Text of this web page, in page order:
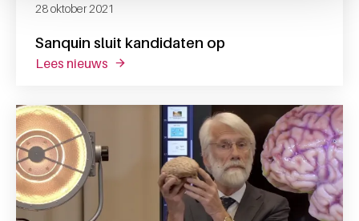
Sanquin sluit kandidaten op
28 oktober 2021
lees nieuws over sanquin sluit kandidaten op